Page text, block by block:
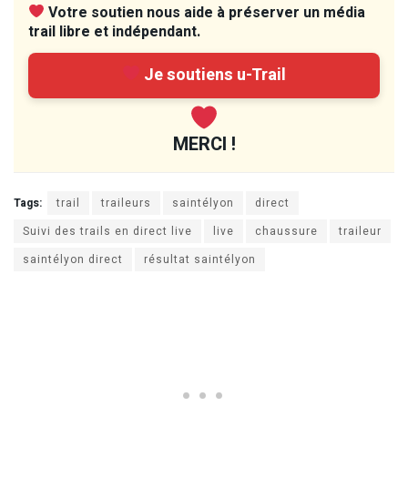
Votre soutien nous aide à préserver un média
trail libre et indépendant.
Je soutiens u-Trail
MERCI !
Tags: trail traileurs saintélyon
direct
Suivi des trails en direct live
live chaussure
traileur
saintélyon direct
résultat saintélyon